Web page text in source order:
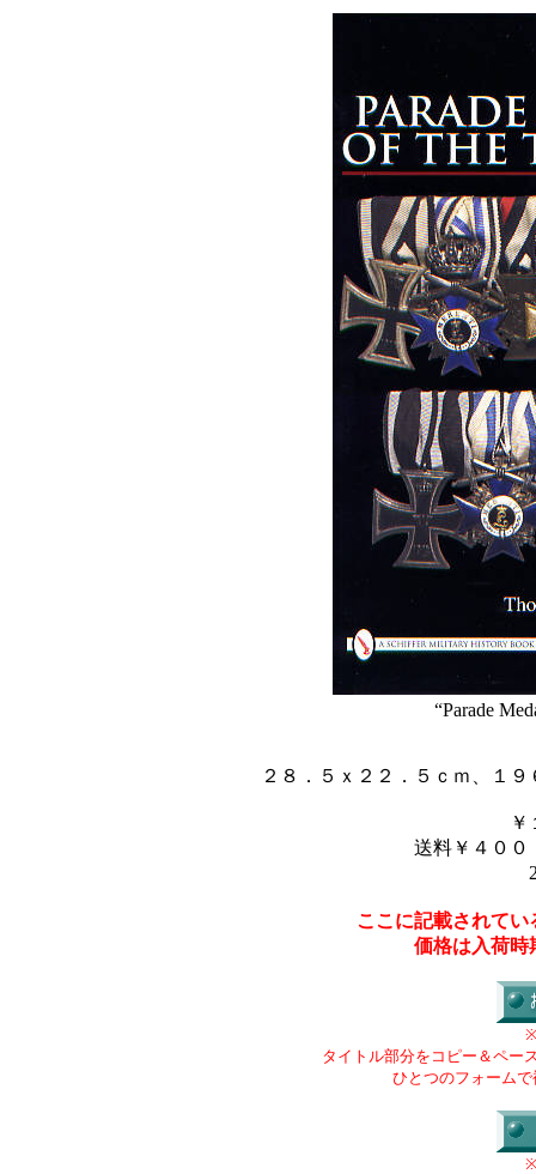
“Parade
２８．５ｘ２２．５ｃｍ、１
送料￥４００
ここに記載されて
価格は入荷時
タイトル部分をコピー＆ペー
ひとつのフォーム